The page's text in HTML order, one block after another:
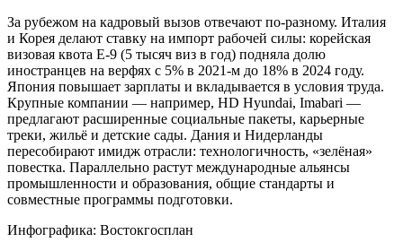
За рубежом на кадровый вызов отвечают по-разному. Италия
и Корея делают ставку на импорт рабочей силы: корейская
визовая квота E-9 (5 тысяч виз в год) подняла долю
иностранцев на верфях с 5% в 2021-м до 18% в 2024 году.
Япония повышает зарплаты и вкладывается в условия труда.
Крупные компании — например, HD Hyundai, Imabari —
предлагают расширенные социальные пакеты, карьерные
треки, жильё и детские сады. Дания и Нидерланды
пересобирают имидж отрасли: технологичность, «зелёная»
повестка. Параллельно растут международные альянсы
промышленности и образования, общие стандарты и
совместные программы подготовки.
Инфографика: Востокгосплан